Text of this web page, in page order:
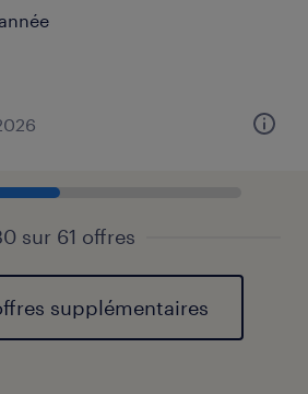
sur 61 offres
supplémentaires